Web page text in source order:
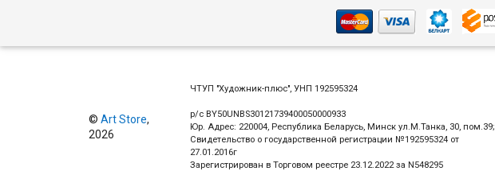
©Art Store,
2026
ЧТУП "Художник-плюс", УНП 192595324
р/с BY50UNBS30121739400050000933
Юр. Адрес: 220004, Республика Беларусь, Минск ул.М.Танка, 30, пом.39;
Свидетельство о государственной регистрации №192595324 от
27.01.2016г
Зарегистрирован в Торговом реестре 23.12.2022 за N548295